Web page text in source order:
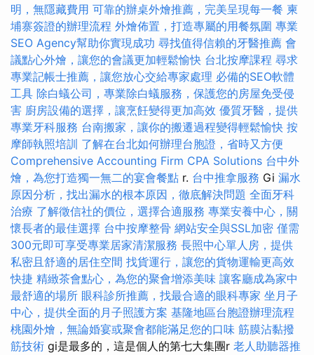
明，無隱藏費用 可靠的辦桌外燴推薦，完美呈現每一餐 柬
埔寨簽證的辦理流程 外燴佈置，打造專屬的用餐氛圍 專業
SEO Agency幫助你實現成功 尋找值得信賴的牙醫推薦 會
議點心外燴，讓您的會議更加輕鬆愉快 台北按摩課程 尋求
專業記帳士推薦，讓您放心交給專家處理 必備的SEO軟體
工具 除白蟻公司，專業除白蟻服務，保護您的房屋免受侵
害 廚房設備的選擇，讓烹飪變得更加高效 優質牙醫，提供
專業牙科服務 台南搬家，讓你的搬遷過程變得輕鬆愉快 按
摩師執照培訓 了解在台北如何辦理台胞證，省時又方便
Comprehensive Accounting Firm CPA Solutions 台中外
燴，為您打造獨一無二的宴會餐點 r. 台中推拿服務 Gi 漏水
原因分析，找出漏水的根本原因，徹底解決問題 全面牙科
治療 了解徵信社的價位，選擇合適服務 專業安養中心，關
懷長者的最佳選擇 台中按摩整骨 網站安全與SSL加密 僅需
300元即可享受專業居家清潔服務 長照中心單人房，提供
私密且舒適的居住空間 找貨運行，讓您的貨物運輸更高效
快捷 精緻茶會點心，為您的聚會增添美味 讓客廳成為家中
最舒適的場所 眼科診所推薦，找最合適的眼科專家 坐月子
中心，提供全面的月子照護方案 基隆地區台胞證辦理流程
桃園外燴，無論婚宴或聚會都能滿足您的口味 筋膜沾黏撥
筋技術 gi是最多的，這是個人的第七大集團r 老人助聽器推